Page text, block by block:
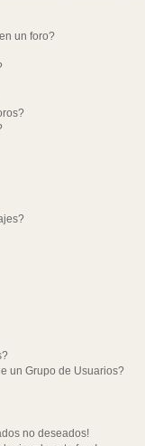
un foro?
un Grupo de Usuarios?
no deseados!